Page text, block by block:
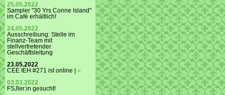
25.05.2022
Sampler "30 Yrs Conne Island"
im Café erhältlich!
24.05.2022
Ausschreibung: Stelle im
Finanz-Team mit
stellvertretender
Geschäftsleitung
23.05.2022
CEE IEH #271 ist online | »
03.03.2022
FSJler:in gesucht!